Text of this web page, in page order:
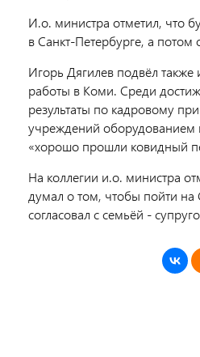
И.о. министра отметил, что
в Санкт-Петербурге, а потом
Игорь Дягилев подвёл также
работы в Коми. Среди
результаты по кадровому
учреждений оборудованием
«хорошо прошли ковидный
На коллегии и.о. министра
думал о том, чтобы пойти
согласовал с семьёй -